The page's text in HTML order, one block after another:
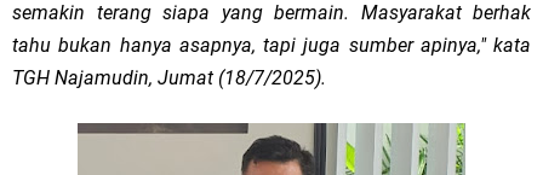
semakin terang siapa yang bermain. Masyarakat berhak
tahu bukan hanya asapnya, tapi juga sumber apinya," kata
TGH Najamudin, Jumat (18/7/2025).